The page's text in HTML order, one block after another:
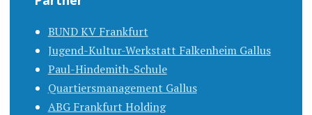
BUND KV Frankfurt
Jugend-Kultur-Werkstatt Falkenheim Gallus
Paul-Hindemith-Schule
Quartiersmanagement Gallus
ABG Frankfurt Holding